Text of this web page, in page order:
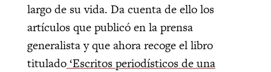
largo de su vida. Da cuenta de ello los
artículos que publicó en la prensa
generalista y que ahora recoge el libro
titulado‘Escritos periodísticos de una